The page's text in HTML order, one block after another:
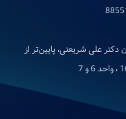
دکتر علی شریعتی، پایین‌تر از